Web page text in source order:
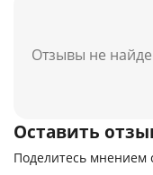
Отзывы не
Оставить
Поделитесь мнением